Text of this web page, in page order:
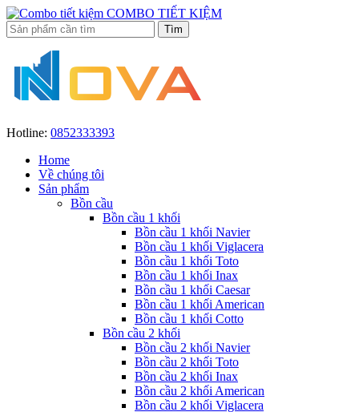
COMBO TIẾT KIỆM
Hotline: 0852333393
Home
Về chúng tôi
Sản phẩm
Bồn cầu
Bồn cầu 1 khối
Bồn cầu 1 khối Navier
Bồn cầu 1 khối Viglacera
Bồn cầu 1 khối Toto
Bồn cầu 1 khối Inax
Bồn cầu 1 khối Caesar
Bồn cầu 1 khối American
Bồn cầu 1 khối Cotto
Bồn cầu 2 khối
Bồn cầu 2 khối Navier
Bồn cầu 2 khối Toto
Bồn cầu 2 khối Inax
Bồn cầu 2 khối American
Bồn cầu 2 khối Viglacera